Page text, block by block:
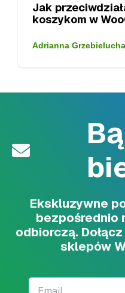
Jak
koszykom w
Adrianna Grzebielucha
Ekskluzywne
bezpośrednio
odbiorczą.
sklepów
Email*